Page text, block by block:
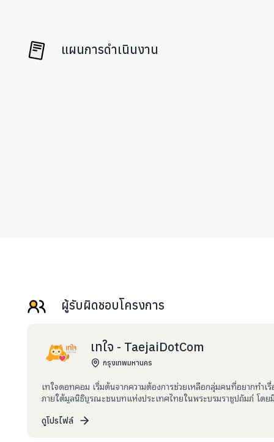
แผนการดำเนินงาน
ผู้รับผิดชอบโครงการ
เทใจ - TaejaiDotCom
กรุงเทพมหานคร
เทใจดอทคอม เริ่มต้นจากความต้องการช่วยเหลือกลุ่มคนที่อยากทำเ
ภายใต้มูลนิธิบูรณะชนบทแห่งประเทศไทยในพระบรมราชูปถัมภ์ โดย
เปลี่ยนแปลงในสังคม และให้สมาชิกของเทใจสามารถมีส่วนร่วมติดตา
ดูโปรไฟล์